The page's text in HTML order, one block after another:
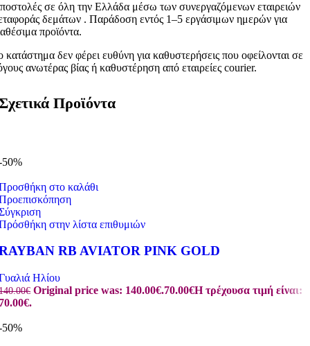
σε όλη την Ελλάδα μέσω των συνεργαζόμενων εταιρειών
δεμάτων . Παράδοση εντός 1–5 εργάσιμων ημερών για
προϊόντα.
κατάστημα δεν φέρει ευθύνη για καθυστερήσεις που οφείλονται σε
ανωτέρας βίας ή καθυστέρηση από εταιρείες courier.
Προϊόντα
50%
στο καλάθι
στην λίστα επιθυμιών
RB AVIATOR PINK GOLD
Ηλίου
€ Original price was: 140.00€.70.00€Η τρέχουσα τιμή είναι:
50%